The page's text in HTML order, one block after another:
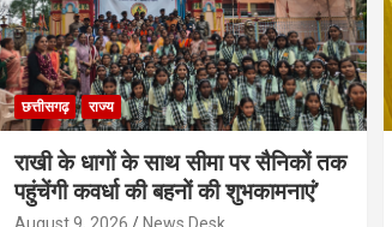
छत्तीसगढ़ राज्य
राखी के धागों के साथ सीमा पर सैनिकों तक
पहुंचेंगी कवर्धा की बहनों की शुभकामनाएं’
August 9, 2026 News Desk